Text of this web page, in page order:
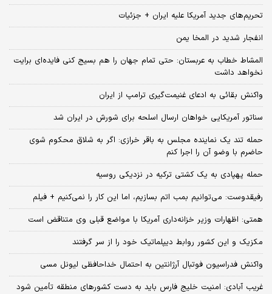
تحریم‌های جدید آمریکا علیه ایران + جزئیات
انفجار شدید در المخا یمن
المشاط خطاب به عربستان: حتی تمام جهان را هم بسیج کنی فایده‌ای برایت
نخواهد داشت
واکنش بقائی به ادعای غنیمت‌گیری ترامپ از ایران
سناتور آمریکایی خواهان ارسال اسلحه برای شورش در ایران شد
حمله تند یک نماینده مجلس به باقر خرازی: اگر به شلاق محکوم شوی
حاضرم با وضو آن را اجرا کنم
حمله پهپادی به یک کشتی ترکیه در نزدیکی روسیه
رفیقدوست: می‌توانیم بمب اتم بسازیم، اما این کار را نمی‌کنیم + فیلم
همتی: اظهارات وزیر خزانه‌داری آمریکا با مواضع قبلی وی متناقض است
مکزیک و این کشور روابط دیپلماتیک خود را از سر گرفتند
واکنش فدراسیون فوتبال آرژانتین به احتمال خداحافظی لیونل مسی
غریب آبادی: امنیت خلیج فارس باید به دست کشورهای منطقه تأمین شود